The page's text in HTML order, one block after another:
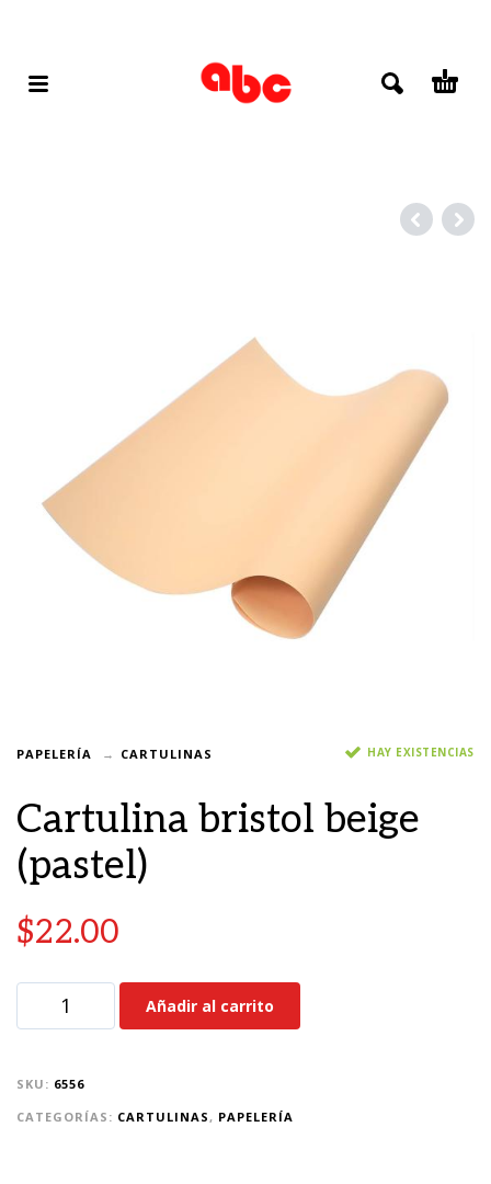
PAPELERÍA CARTULINAS HAY EXISTENCIAS
Cartulina bristol beige
(pastel)
$22.00
Añadir al carrito
SKU: 6556
CATEGORÍAS: CARTULINAS, PAPELERÍA